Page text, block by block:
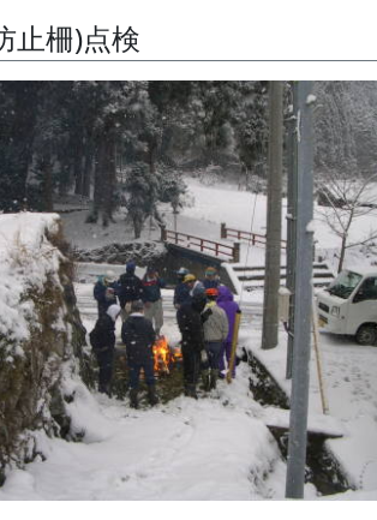
止柵)点検